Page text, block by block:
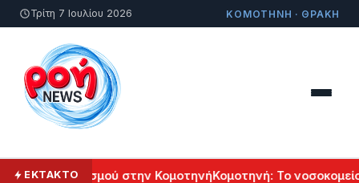
Τρίτη 7 Ιουλίου 2026 ΚΟΜΟΤΗΝΗ · ΘΡΑΚΗ
ΕΚΤΑΚΤΟ
Πολιτισμού στην ΚομοτηνήΚομοτηνή: Το νοσοκομείο